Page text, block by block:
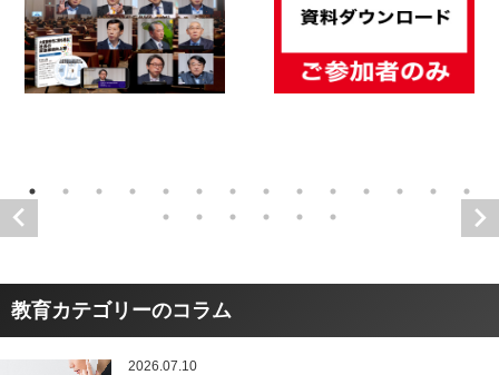
教育カテゴリーのコラム
2026.07.10